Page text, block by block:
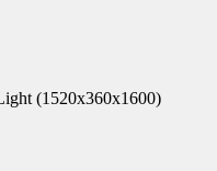
(1520x360x1600)